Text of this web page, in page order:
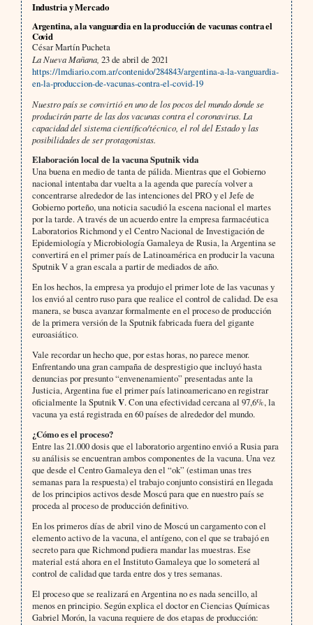
Industria y Mercado
Argentina, a la vanguardia en la producción de vacunas contra el
Covid
César Martín Pucheta
La Nueva Mañana, 23 de abril de 2021
https://lmdiario.com.ar/contenido/284843/argentina-a-la-vanguardia-
en-la-produccion-de-vacunas-contra-el-covid-19
Nuestro país se convirtió en uno de los pocos del mundo donde se
producirán parte de las dos vacunas contra el coronavirus. La
capacidad del sistema científico/técnico, el rol del Estado y las
posibilidades de ser protagonistas.
Elaboración local de la vacuna Sputnik vida
Una buena en medio de tanta de pálida. Mientras que el Gobierno
nacional intentaba dar vuelta a la agenda que parecía volver a
concentrarse alrededor de las intenciones del PRO y el Jefe de
Gobierno porteño, una noticia sacudió la escena nacional el martes
por la tarde. A través de un acuerdo entre la empresa farmacéutica
Laboratorios Richmond y el Centro Nacional de Investigación de
Epidemiología y Microbiología Gamaleya de Rusia, la Argentina se
convertirá en el primer país de Latinoamérica en producir la vacuna
Sputnik V a gran escala a partir de mediados de año.
En los hechos, la empresa ya produjo el primer lote de las vacunas y
los envió al centro ruso para que realice el control de calidad. De esa
manera, se busca avanzar formalmente en el proceso de producción
de la primera versión de la Sputnik fabricada fuera del gigante
euroasiático.
Vale recordar un hecho que, por estas horas, no parece menor.
Enfrentando una gran campaña de desprestigio que incluyó hasta
denuncias por presunto “envenenamiento” presentadas ante la
Justicia, Argentina fue el primer país latinoamericano en registrar
oficialmente la SputnikV. Con una efectividad cercana al 97,6%, la
vacuna ya está registrada en 60 países de alrededor del mundo.
¿Cómo es el proceso?
Entre las 21.000 dosis que el laboratorio argentino envió a Rusia para
su análisis se encuentran ambos componentes de la vacuna. Una vez
que desde el Centro Gamaleya den el “ok” (estiman unas tres
semanas para la respuesta) el trabajo conjunto consistirá en llegada
de los principios activos desde Moscú para que en nuestro país se
proceda al proceso de producción definitivo.
En los primeros días de abril vino de Moscú un cargamento con el
elemento activo de la vacuna, el antígeno, con el que se trabajó en
secreto para que Richmond pudiera mandar las muestras. Ese
material está ahora en el Instituto Gamaleya que lo someterá al
control de calidad que tarda entre dos y tres semanas.
El proceso que se realizará en Argentina no es nada sencillo, al
menos en principio. Según explica el doctor en Ciencias Químicas
Gabriel Morón, la vacuna requiere de dos etapas de producción: